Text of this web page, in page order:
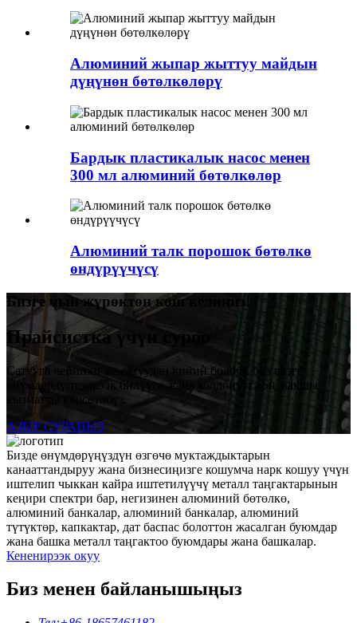
Алюминий жыпар жыттуу майдын
дүңүнөн бөтөлкөлөрү
Бардык пластикалык насос менен
300 мл алюминий бөтөлкөлөр
Алюминий талк порошок бөтөлкө
өндүрүүчүсү
Бизге чын жүрөктөн кош келиңиз!
Прайсистка үчүн суроо
Сатууга чейинки же сатуудан кийин болобу, биз сизге
өнүмдөрдү тезирээк билүүгө жана колдонууга эң жакшы
кызматты көрсөтөбүз.
АЗЫР СУРАҢЫЗ
Бизде өнүмдөрүңүздүн өзгөчө муктаждыктарын
канааттандыруу жана бизнесиңизге кошумча нарк кошуу үчүн
иштелип чыккан кайра иштетилүүчү металл таңгактарынын
кеңири спектри бар, негизинен алюминий бөтөлкө,
алюминий банкалар, алюминий банкалар, алюминий
түтүктөр, капкактар, дат баспас болоттон жасалган буюмдар
жана башка металл таңгактоо буюмдары жана башкалар.
Кененирээк окуу
Биз менен байланышыңыз